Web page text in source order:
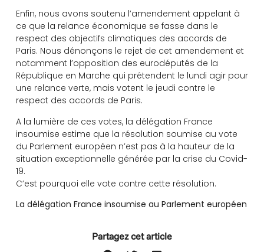
Enfin, nous avons soutenu l’amendement appelant à
ce que la relance économique se fasse dans le
respect des objectifs climatiques des accords de
Paris. Nous dénonçons le rejet de cet amendement et
notamment l’opposition des eurodéputés de la
République en Marche qui prétendent le lundi agir pour
une relance verte, mais votent le jeudi contre le
respect des accords de Paris.
A la lumière de ces votes, la délégation France
insoumise estime que la résolution soumise au vote
du Parlement européen n’est pas à la hauteur de la
situation exceptionnelle générée par la crise du Covid-
19.
C’est pourquoi elle vote contre cette résolution.
La délégation France insoumise au Parlement européen
Partagez cet article